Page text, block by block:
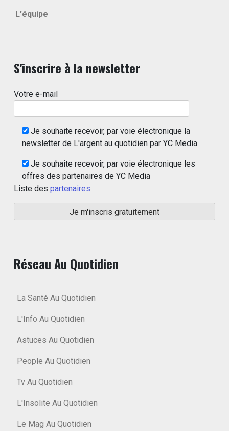
L'équipe
S'inscrire à la newsletter
Votre e-mail
Je souhaite recevoir, par voie électronique la
newsletter de L'argent au quotidien par YC Media.
Je souhaite recevoir, par voie électronique les
offres des partenaires de YC Media
Liste des partenaires
Réseau Au Quotidien
La Santé Au Quotidien
L'Info Au Quotidien
Astuces Au Quotidien
People Au Quotidien
Tv Au Quotidien
L'Insolite Au Quotidien
Le Mag Au Quotidien